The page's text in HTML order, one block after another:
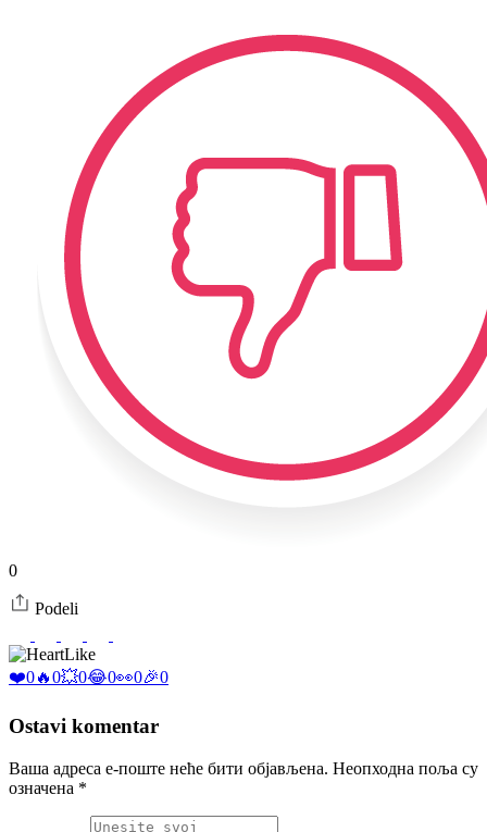
0
Podeli
Like
❤️0🔥0💥0😂0👀0🎉0
Ostavi komentar
Ваша адреса е-поште неће бити објављена. Неопходна поља су
означена *